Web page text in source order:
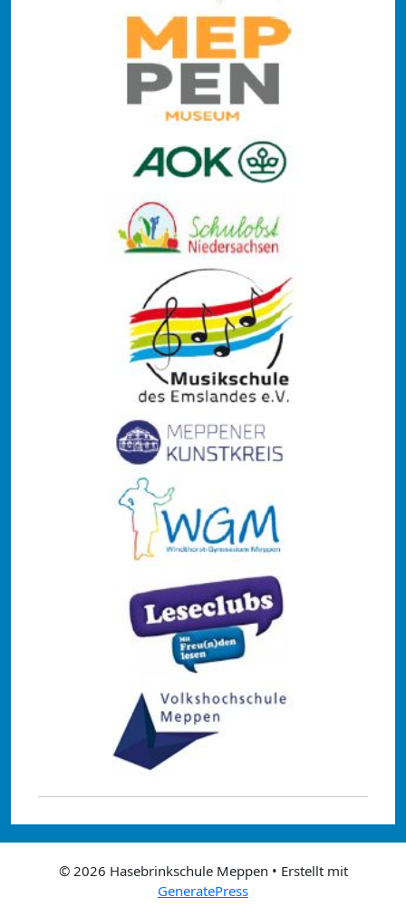
© 2026 Hasebrinkschule Meppen • Erstellt mit
GeneratePress